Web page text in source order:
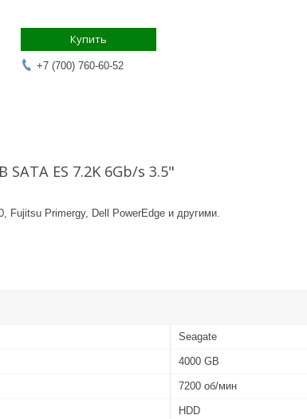
Купить
+7 (700) 760-60-52
ES 7.2K 6Gb/s 3.5"
Fujitsu Primergy, Dell PowerEdge и другими.
Seagate
4000 GB
7200 об/мин
HDD